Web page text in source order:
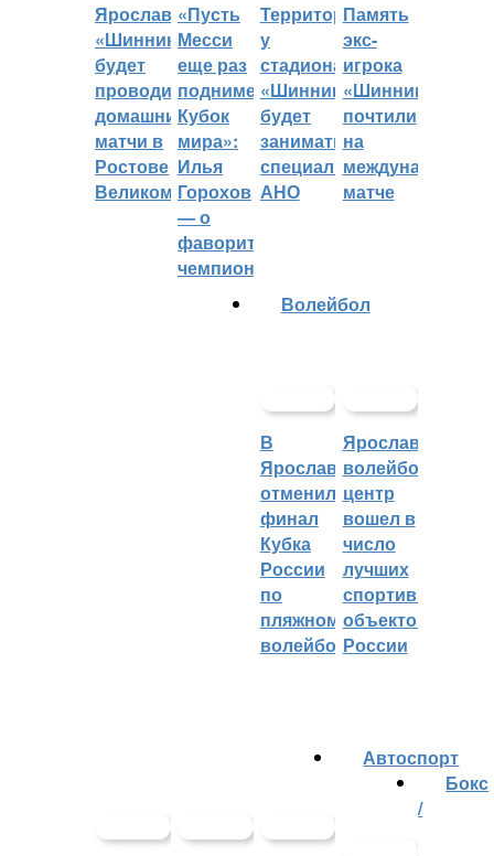
Ярославский
«Шинник»
будет
проводить
домашние
матчи в
Ростове
Великом
«Пусть
Месси
еще раз
поднимет
Кубок
мира»:
Илья
Горохов
— о
фаворитах
чемпионата
Территорией
у
стадиона
«Шинник»
будет
заниматься
специальное
АНО
Память
экс-
игрока
«Шинника»
почтили
на
международном
матче
Волейбол
В
Ярославле
отменили
финал
Кубка
России
по
пляжному
волейболу
Ярославский
волейбольный
центр
вошел в
число
лучших
спортивных
объектов
России
Автоспорт
Бокс
/